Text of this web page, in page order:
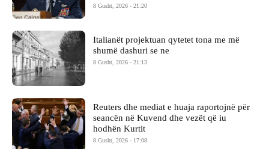
8 Gusht, 2026 - 21:20
Italianët projektuan qytetet tona me më
shumë dashuri se ne
8 Gusht, 2026 - 21:13
Reuters dhe mediat e huaja raportojnë për
seancën në Kuvend dhe vezët që iu
hodhën Kurtit
8 Gusht, 2026 - 17:08